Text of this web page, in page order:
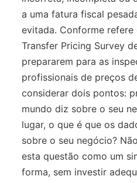
a uma fatura fiscal
evitada. Conforme refere
Transfer Pricing Survey
prepararem para as
profissionais de preços
considerar dois pontos:
mundo diz sobre o seu
lugar, o que é que os
sobre o seu negócio?
esta questão como um
forma, sem investir